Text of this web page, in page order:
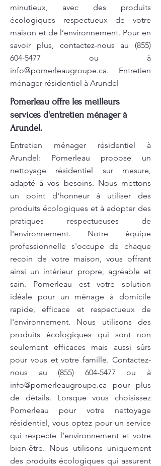
minutieux, avec des produits
écologiques respectueux de votre
maison et de l’environnement. Pour en
savoir plus, contactez-nous au (855)
604-5477 ou à
info@pomerleaugroupe.ca. Entretien
ménager résidentiel à Arundel
Pomerleau offre les meilleurs
services d'entretien ménager à
Arundel.
Entretien ménager résidentiel à
Arundel: Pomerleau propose un
nettoyage résidentiel sur mesure,
adapté à vos besoins. Nous mettons
un point d'honneur à utiliser des
produits écologiques et à adopter des
pratiques respectueuses de
l'environnement. Notre équipe
professionnelle s'occupe de chaque
recoin de votre maison, vous offrant
ainsi un intérieur propre, agréable et
sain. Pomerleau est votre solution
idéale pour un ménage à domicile
rapide, efficace et respectueux de
l'environnement. Nous utilisons des
produits écologiques qui sont non
seulement efficaces mais aussi sûrs
pour vous et votre famille. Contactez-
nous au (855) 604-5477 ou à
info@pomerleaugroupe.ca pour plus
de détails. Lorsque vous choisissez
Pomerleau pour votre nettoyage
résidentiel, vous optez pour un service
qui respecte l’environnement et votre
bien-être. Nous utilisons uniquement
des produits écologiques qui assurent